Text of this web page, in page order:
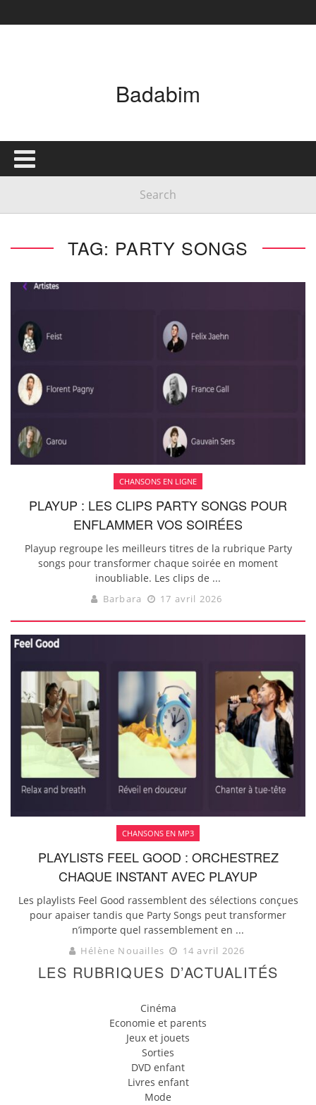
Badabim
TAG: PARTY SONGS
CHANSONS EN LIGNE
PLAYUP : LES CLIPS PARTY SONGS POUR
ENFLAMMER VOS SOIRÉES
Playup regroupe les meilleurs titres de la rubrique Party
songs pour transformer chaque soirée en moment
inoubliable. Les clips de ...
Barbara 17 avril 2026
CHANSONS EN MP3
PLAYLISTS FEEL GOOD : ORCHESTREZ
CHAQUE INSTANT AVEC PLAYUP
Les playlists Feel Good rassemblent des sélections conçues
pour apaiser tandis que Party Songs peut transformer
n’importe quel rassemblement en ...
Hélène Nouailles 14 avril 2026
LES RUBRIQUES D’ACTUALITÉS
Cinéma
Economie et parents
Jeux et jouets
Sorties
DVD enfant
Livres enfant
Mode